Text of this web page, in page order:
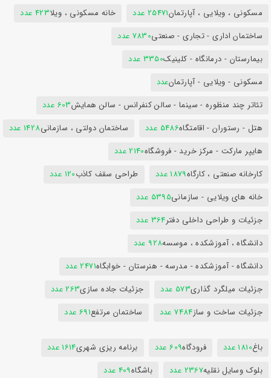
مسکونی ، ویلایی ، آپارتمان25471 عدد خانه مسکونی ، ویلا423 عدد
ساختمان اداری - تجاری - صنعتی7830 عدد
بیمارستان - درمانگاه - کلینیک3350 عدد
مسکونی - ویلایی - آپارتمانعدد
تئاتر چند منظوره - سینما - سالن کنفرانس - سالن همایش603 عدد
هتل - رستوران - اقامتگاه5486 عدد ساختمان دولتی ، سازمانی1428 عدد
هایپر مارکت - مرکز خرید - فروشگاه2140 عدد
کارخانه صنعتی ، کارگاه1879 عدد طراحی سقف کاذب120 عدد
خانه های ویلایی - سازمانی5395 عدد
جزئیات و طراحی داخلی دفتر364 عدد
دانشگاه ، آموزشکده ، موسسه928 عدد
دانشگاه - آموزشکده - مدرسه - هنرستان - خوابگاه2471 عدد
جزئیات میلگرد گذاری573 عدد جزئیات جاده سازی263 عدد
جزئیات ساخت و ساز7484 عدد ساختمان مرتفع691 عدد
باغ1810 عدد فرودگاه609 عدد برنامه ریزی شهری1614 عدد
بلوک وسایل نقلیه2367 عدد باشگاه409 عدد